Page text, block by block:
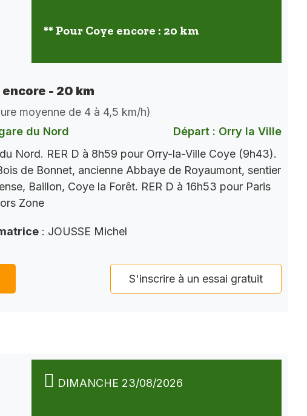
** Pour Coye encore : 20 km
- 20 km
moyenne de 4 à 4,5 km/h)
du Nord
Départ : Orry la Ville
Nord. RER D à 8h59 pour Orry-la-Ville Coye (9h43).
de Bonnet, ancienne Abbaye de Royaumont, sentier
Baillon, Coye la Forêt. RER D à 16h53 pour Paris
Zone
: JOUSSE Michel
S'inscrire à un essai gratuit
DIMANCHE 23/08/2026